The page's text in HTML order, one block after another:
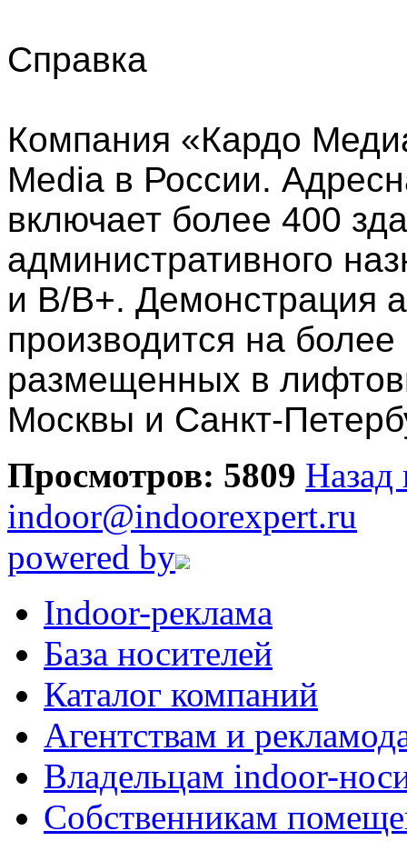
Справка
Компания «Кардо
Media в России.
включает более 400
административного
и В/В+. Демонстрация
производится на
размещенных в
Москвы и Санкт-
Просмотров: 5809 Назад
indoor@indoorexpert.ru
powered by
Indoor-реклама
База носителей
Каталог компаний
Агентствам и
Владельцам indoor-
Собственникам